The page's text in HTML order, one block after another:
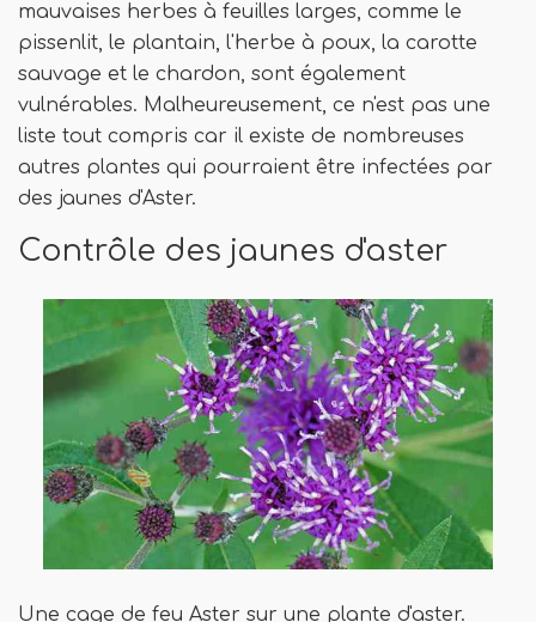
mauvaises herbes à feuilles larges, comme le
pissenlit, le plantain, l'herbe à poux, la carotte
sauvage et le chardon, sont également
vulnérables. Malheureusement, ce n'est pas une
liste tout compris car il existe de nombreuses
autres plantes qui pourraient être infectées par
des jaunes d'Aster.
Contrôle des jaunes d'aster
Une cage de feu Aster sur une plante d'aster.